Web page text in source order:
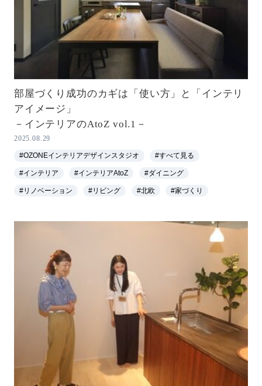
部屋づくり成功のカギは「使い方」と「インテリ
アイメージ」
－インテリアのAtoZ vol.1－
2025.08.29
#OZONEインテリアデザインスタジオ #すべて見る
#インテリア #インテリアAtoZ #ダイニング
#リノベーション #リビング #北欧 #家づくり